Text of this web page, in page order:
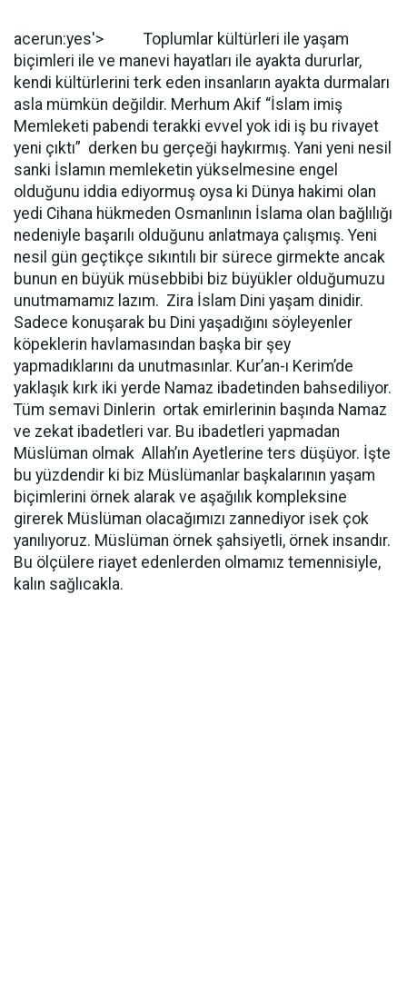
acerun:yes'> Toplumlar kültürleri ile yaşam
biçimleri ile ve manevi hayatları ile ayakta dururlar,
kendi kültürlerini terk eden insanların ayakta durmaları
asla mümkün değildir. Merhum Akif “İslam imiş
Memleketi pabendi terakki evvel yok idi iş bu rivayet
yeni çıktı” derken bu gerçeği haykırmış. Yani yeni nesil
sanki İslamın memleketin yükselmesine engel
olduğunu iddia ediyormuş oysa ki Dünya hakimi olan
yedi Cihana hükmeden Osmanlının İslama olan bağlılığı
nedeniyle başarılı olduğunu anlatmaya çalışmış. Yeni
nesil gün geçtikçe sıkıntılı bir sürece girmekte ancak
bunun en büyük müsebbibi biz büyükler olduğumuzu
unutmamamız lazım. Zira İslam Dini yaşam dinidir.
Sadece konuşarak bu Dini yaşadığını söyleyenler
köpeklerin havlamasından başka bir şey
yapmadıklarını da unutmasınlar. Kur’an-ı Kerim’de
yaklaşık kırk iki yerde Namaz ibadetinden bahsediliyor.
Tüm semavi Dinlerin ortak emirlerinin başında Namaz
ve zekat ibadetleri var. Bu ibadetleri yapmadan
Müslüman olmak Allah’ın Ayetlerine ters düşüyor. İşte
bu yüzdendir ki biz Müslümanlar başkalarının yaşam
biçimlerini örnek alarak ve aşağılık kompleksine
girerek Müslüman olacağımızı zannediyor isek çok
yanılıyoruz. Müslüman örnek şahsiyetli, örnek insandır.
Bu ölçülere riayet edenlerden olmamız temennisiyle,
kalın sağlıcak la.